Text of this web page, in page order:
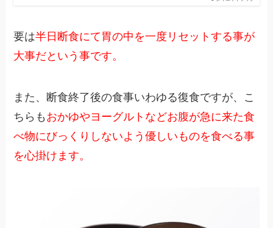
要は半日断食にて胃の中を一度リセットする事が
大事だという事です。
また、断食終了後の食事いわゆる復食ですが、こ
ちらも おかゆやヨーグルトなどお腹が急に来た食
べ物にびっくりしないよう優しいものを食べる事
を心掛けます。